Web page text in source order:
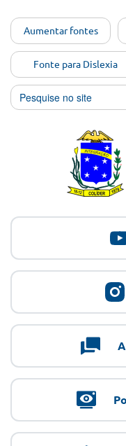
conteúdo
[Alt+1]
Ir para
o menu
[Alt+2]
[Alt+4]
Aumentar fontes
Fonte para Dislexia